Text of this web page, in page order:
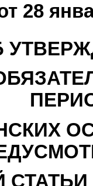
28